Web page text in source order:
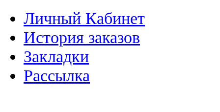
Личный Кабинет
История заказов
Закладки
Рассылка